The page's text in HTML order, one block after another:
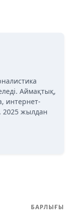
Аймақтық,
интернет-
2025 жылдан
БАРЛЫҒЫ